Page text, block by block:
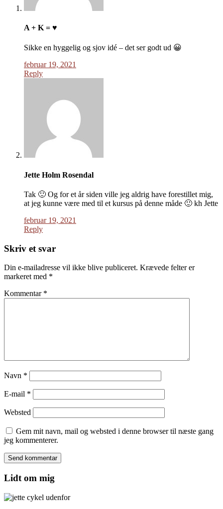
A + K = ♥
Sikke en hyggelig og sjov idé – det ser godt ud 😀
februar 19, 2021
Reply
Jette Holm Rosendal
Tak 🙂 Og for et år siden ville jeg aldrig have forestillet mig,
at jeg kunne være med til et kursus på denne måde 🙂 kh Jette
februar 19, 2021
Reply
Skriv et svar
Din e-mailadresse vil ikke blive publiceret. Krævede felter er
markeret med *
Kommentar *
Navn *
E-mail *
Websted
Gem mit navn, mail og websted i denne browser til næste gang
jeg kommenterer.
Lidt om mig